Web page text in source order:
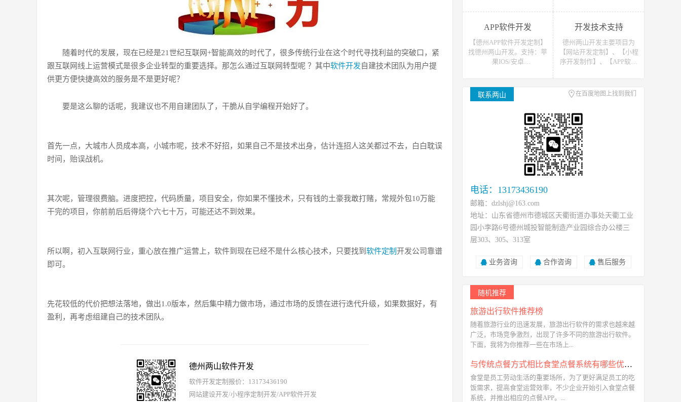
随着时代的发展，现在已经是21世纪互联网+智能高效的时代了，很多传统行业在这个时代寻找利益的突破口，紧
跟互联网线上运营模式是很多企业转型的重要选择。那怎么通过互联网转型呢 ？其中软件开发 自建技术团队为用户提
供更方便快捷高效的服务是不是更好呢？
要是这么聊的话呢，我建议也不用自建团队了，干脆从自学编程开始好了。
首先一点，大城市人员成本高，小城市呢，技术不好招，如果自己不是技术出身，估计连招人这关都过不去，白白耽误
时间，贻误战机。
其次呢，管理很费脑。进度把控，代码质量，项目安全，你如果不懂技术，只有钱的土豪我敢打赌，常规外包10万能
干完的项目，你前前后后得烧个六七十万，可能还达不到效果。
所以啊，初入互联网行业，重心放在推广运营上，软件到现在已经不是什么核心技术，只要找到 软件定制开发公司靠谱
即可。
先花较低的代价把想法落地，做出1.0版本，然后集中精力做市场，通过市场的反馈在进行迭代升级，如果数据好，有
盈利，再考虑组建自己的技术团队。
德州两山软件开发
软件开发定制报价：13173436190
网站建设开发/小程序定制开发/APP软件开发
务网站开发、网上商城网站
开发、网站建设开发等，网
站开发报价请联系我们
音）小程序开发制作。获取
小程序开发教程、小程序开
发报价请联系我们
APP软件开发
【德州APP软件开发定制】
找德州两山开发。支持：苹
果IOS/安卓
APP、API开发、H5单页等
移动终端软件开发产品定
开发技术支持
德州两山开发主要项目为
【网站开发定制】、【小程
序开发制作】、【APP软件
发技术支援，可接如上相关
类数据、开发、运维、托管
联系两山 在百度地图上找到我们
电话：13173436190
邮箱：dzlshj@163.com
地址：山东省德州市德城区天衢街道办事处天衢工业
园小李路6号德州城投智能制造产业园综合办公楼三
层303、305、313室
业务咨询 合作咨询 售后服务
随机推荐
旅游出行软件推荐榜
随着旅游行业的迅速发展，旅游出行软件的需求也越来越
广泛，市场竞争激烈，出现了许多不同的旅游出行软件。
下面，我将为你推荐一些在市场上...
与传统点餐方式相比食堂点餐系统有哪些优势呢
食堂是员工劳动生活的重要场所，为了更好满足员工的吃
饭需求，提高食堂运营效率，不少企业开始引入食堂点餐
系统，并推出相应的点餐APP。...